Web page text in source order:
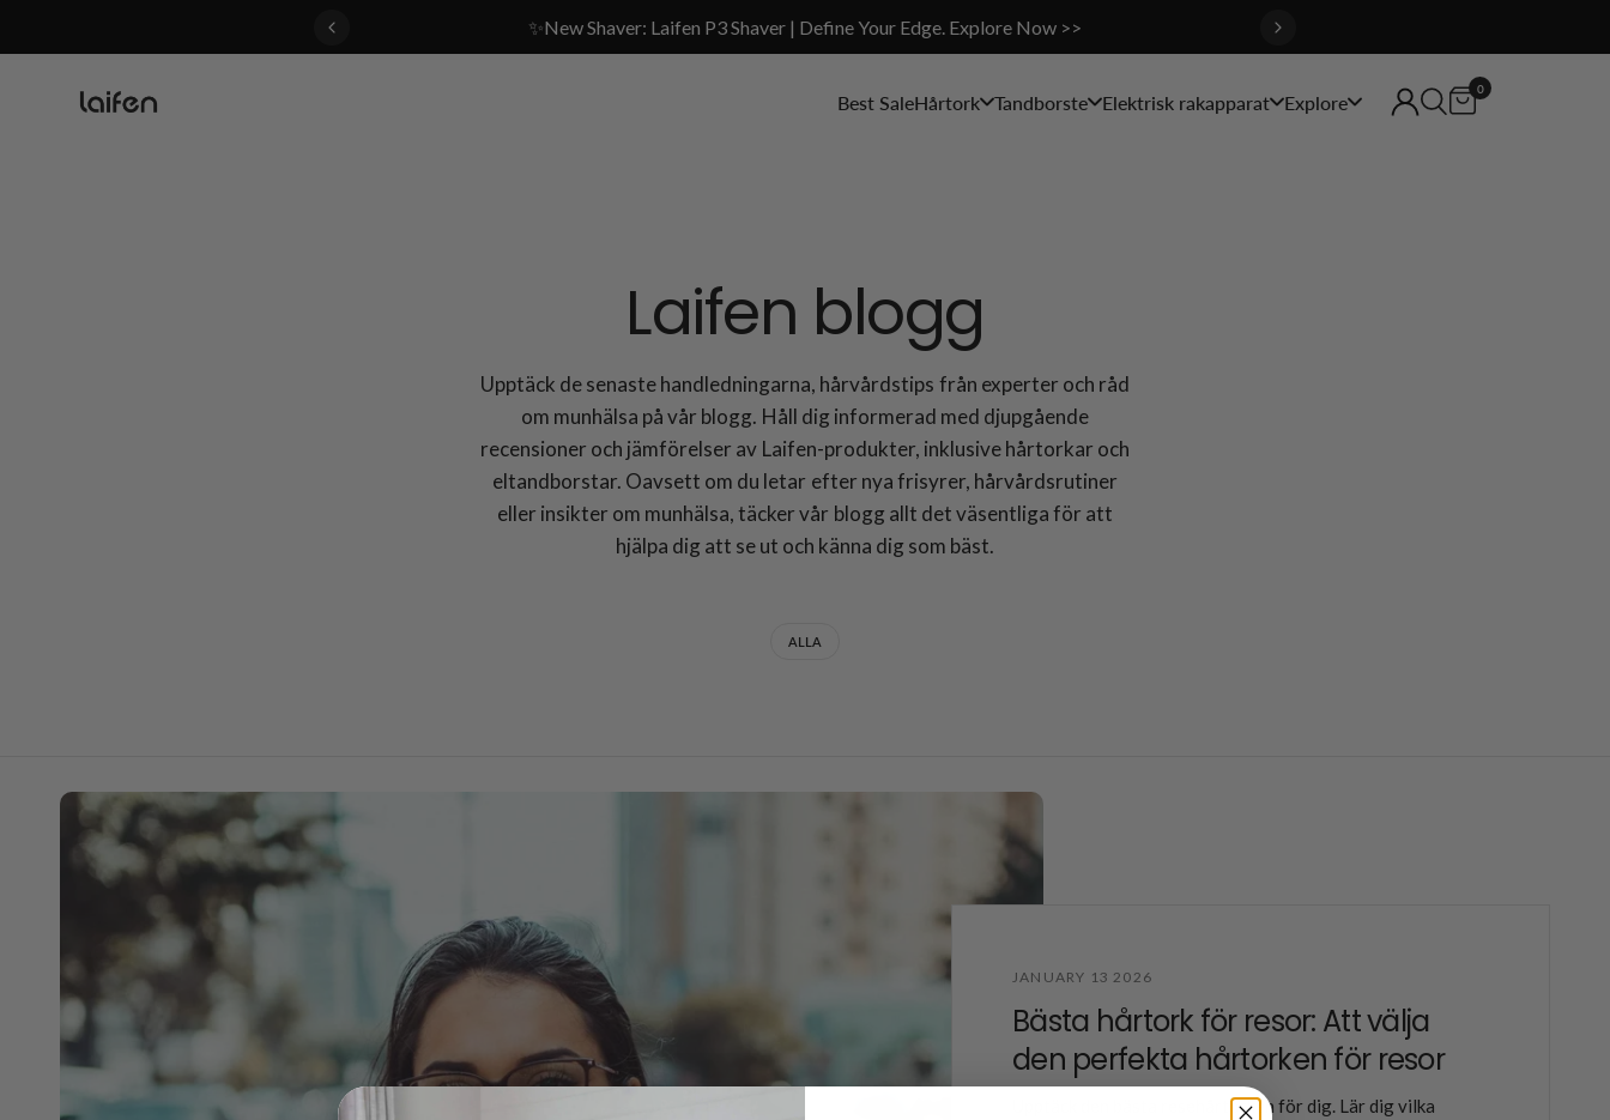
✨New Shaver: Laifen P3 Shaver | Define Your Edge. Explore Now >>
Best SaleHårtork Tandborste Elektrisk rakapparat Explore
0
Laifen blogg
Upptäck de senaste handledningarna, hårvårdstips från experter och råd
om munhälsa på vår blogg. Håll dig informerad med djupgående
recensioner och jämförelser av Laifen-produkter, inklusive hårtorkar och
eltandborstar. Oavsett om du letar efter nya frisyrer, hårvårdsrutiner
eller insikter om munhälsa, täcker vår blogg allt det väsentliga för att
hjälpa dig att se ut och känna dig som bäst.
ALLA
JANUARY 13 2026
Bästa hårtork för resor: Att välja
den perfekta hårtorken för resor
Upptäck den bästa resehårtorken för dig. Lär dig vilka